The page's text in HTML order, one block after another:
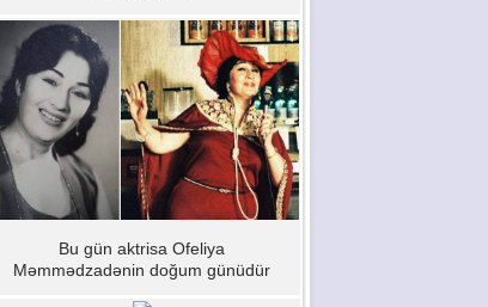
Bu gün aktrisa Ofeliya
Məmmədzadənin doğum günüdür